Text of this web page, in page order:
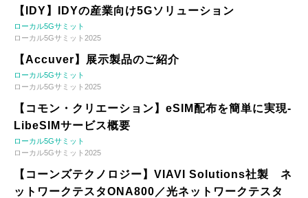
【IDY】IDYの産業向け5Gソリューション
ローカル5Gサミット
ローカル5Gサミット2025
【Accuver】展示製品のご紹介
ローカル5Gサミット
ローカル5Gサミット2025
【コモン・クリエーション】eSIM配布を簡単に実現-
LibeSIMサービス概要
ローカル5Gサミット
ローカル5Gサミット2025
【コーンズテクノロジー】VIAVI Solutions社製 ネ
ットワークテスタONA800／光ネットワークテスタ